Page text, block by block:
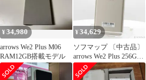
¥34,980
arrows We2 Plus M06
RAM12GB搭載モデル
¥34,629
ソフマップ 〔中古品〕
arrows We2 Plus 256GB
シャンパンシルバー
M06 楽天 SIMフリー